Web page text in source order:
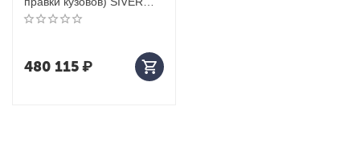
(СИВЕР) E-209
480 115₽